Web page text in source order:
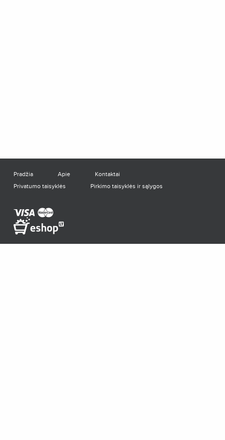
Pradžia Apie
Kontaktai
Privatumo taisyklės
Pirkimo taisyklės ir sąlygos